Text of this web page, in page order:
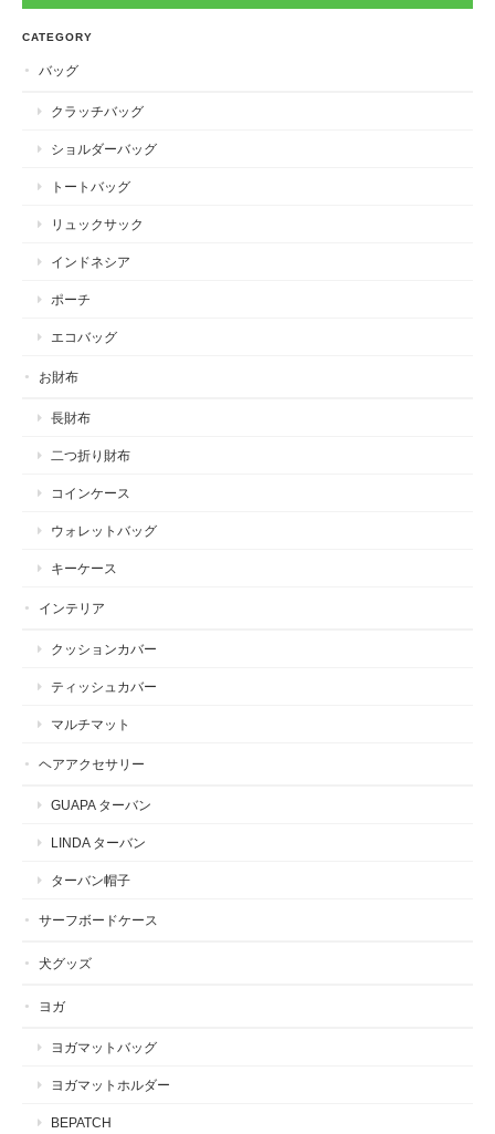
CATEGORY
バッグ
クラッチバッグ
ショルダーバッグ
トートバッグ
リュックサック
インドネシア
ポーチ
エコバッグ
お財布
長財布
二つ折り財布
コインケース
ウォレットバッグ
キーケース
インテリア
クッションカバー
ティッシュカバー
マルチマット
ヘアアクセサリー
GUAPA ターバン
LINDA ターバン
ターバン帽子
サーフボードケース
犬グッズ
ヨガ
ヨガマットバッグ
ヨガマットホルダー
BEPATCH